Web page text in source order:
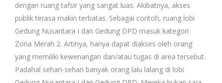
dengan ruang tafsir yang sangat luas. Akibatnya, akses
publik terasa makin terbatas. Sebagai contoh, ruang lobi
Gedung Nusantara I dan Gedung DPD masuk kategori
Zona Merah 2. Artinya, hanya dapat diakses oleh orang
yang memiliki kewenangan dan/atau tugas di area tersebut.
Padahal sehari-sehari banyak orang lalu lalang di lobi